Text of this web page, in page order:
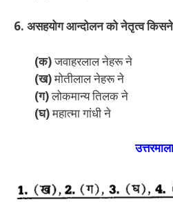
6. असहयोग आन्दोलन को नेतृत्व
(क)जवाहरलाल नेहरू ने
(ख)मोतीलाल नेहरू ने
(ग)लोकमान्य तिलक ने
(घ)महात्मा गांधी ने
उत्तरमाला